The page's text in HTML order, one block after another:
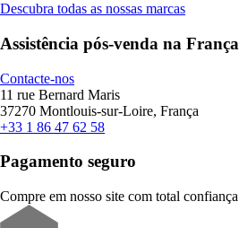
Descubra todas as nossas marcas
Assistência pós-venda na França
Contacte-nos
11 rue Bernard Maris
37270 Montlouis-sur-Loire, França
+33 1 86 47 62 58
Pagamento seguro
Compre em nosso site com total confiança